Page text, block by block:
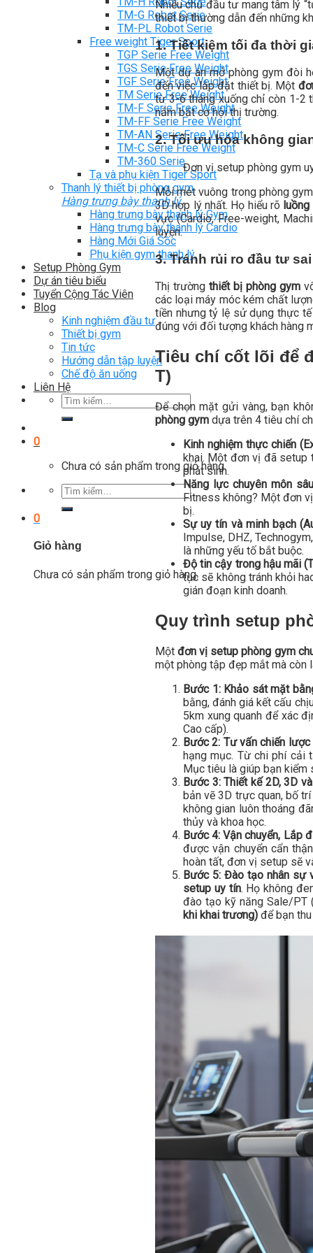
TM-G Robot Serie
TM-PL Robot Serie
Free weight Tiger Sport
TGP Serie Free Weight
TGS Serie Free Weight
TGF Serie Free Weight
TM Serie Free Weight
TM-F Serie Free Weight
TM-FF Serie Free Weight
TM-AN Serie Free Weight
TM-C Serie Free Weight
TM-360 Serie
Tạ và phụ kiện Tiger Sport
Thanh lý thiết bị phòng gym
Hàng trưng bày thanh lý
Hàng trưng bày thanh lý Gym
Hàng trưng bày thanh lý Cardio
Hàng Mới Giá Sốc
Phụ kiện gym thanh lý
Setup Phòng Gym
Dự án tiêu biểu
Tuyển Cộng Tác Viên
Blog
Kinh nghiệm đầu tư
Thiết bị gym
Tin tức
Hướng dẫn tập luyện
Chế độ ăn uống
Liên Hệ
Tìm
kiếm:
0
Chưa có sản phẩm trong giỏ hàng.
Tìm
kiếm:
0
Giỏ hàng
Chưa có sản phẩm trong giỏ hàng.
Nhiều chủ đầu tư mang tâm lý
thiết bị thường dẫn đến những
1. Tiết kiệm tối đa thời
Một dự án mở phòng gym đòi
đến việc lắp đặt thiết bị. Một
từ 3-6 tháng xuống chỉ còn 1-2
nắm bắt cơ hội thị trường.
2. Tối ưu hóa không
Đơn vị setup phòng gym
Mỗi mét vuông trong phòng
3D hợp lý nhất. Họ hiểu rõ
vực (Cardio, Free-weight,
luyện.
3. Tránh rủi ro đầu tư
Thị trường thiết bị phòng gym
các loại máy móc kém chất
tiền nhưng tỷ lệ sử dụng thực
đúng với đối tượng khách hàng
Tiêu chí cốt lõi để
T)
Để chọn mặt gửi vàng, bạn
phòng gym dựa trên 4 tiêu chí
Kinh nghiệm thực chiến
khai. Một đơn vị đã setup
phát sinh.
Năng lực chuyên môn
Fitness không? Một đơn
bị.
Sự uy tín và minh bạch
Impulse, DHZ,
là những yếu tố bắt buộc.
Độ tin cậy trong hậu mãi
tục sẽ không tránh khỏi
gián đoạn kinh doanh.
Quy trình setup
Mộtđơn vị setup phòng gym
một phòng tập đẹp mắt mà còn
Bước 1: Khảo sát mặt
bằng, đánh giá kết cấu
5km xung quanh để xác
Cao cấp).
Bước 2: Tư vấn chiến
hạng mục. Từ chi phí cải
Mục tiêu là giúp bạn kiểm
Bước 3: Thiết kế 2D, 3D
bản vẽ 3D trực quan, bố
không gian luôn thoáng
thủy và khoa học.
Bước 4: Vận chuyển, Lắp
được vận chuyển cẩn
hoàn tất, đơn vị setup sẽ
Bước 5: Đào tạo nhân sự
setup uy tín. Họ không
đào tạo kỹ năng Sale/PT
khi khai trương) để bạn